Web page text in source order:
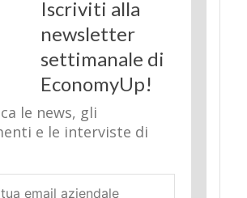
Iscriviti alla
newsletter
settimanale di
EconomyUp!
le news, gli
e le interviste di